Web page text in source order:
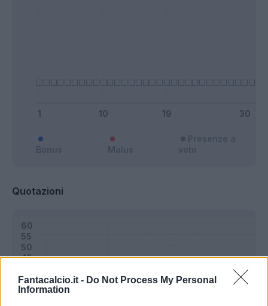
Fantacalcio.it - Do Not Process My Personal
Information
Quotazioni